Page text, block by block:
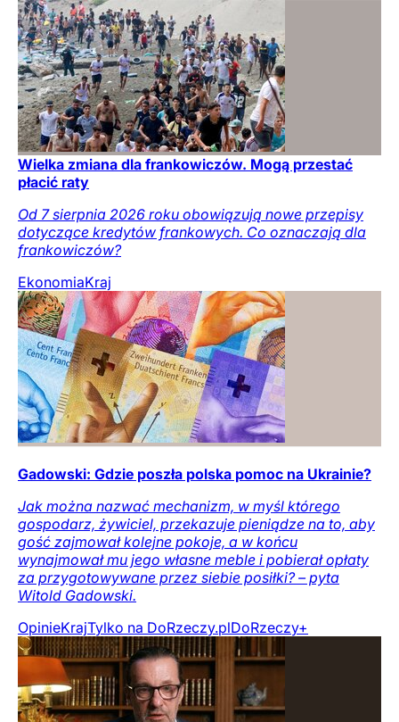
Wielka zmiana dla frankowiczów. Mogą przestać
płacić raty
Od 7 sierpnia 2026 roku obowiązują nowe przepisy
dotyczące kredytów frankowych. Co oznaczają dla
frankowiczów?
EkonomiaKraj
Gadowski: Gdzie poszła polska pomoc na Ukrainie?
Jak można nazwać mechanizm, w myśl którego
gospodarz, żywiciel, przekazuje pieniądze na to, aby
gość zajmował kolejne pokoje, a w końcu
wynajmował mu jego własne meble i pobierał opłaty
za przygotowywane przez siebie posiłki? – pyta
Witold Gadowski.
OpinieKrajTylko na DoRzeczy.plDoRzeczy+